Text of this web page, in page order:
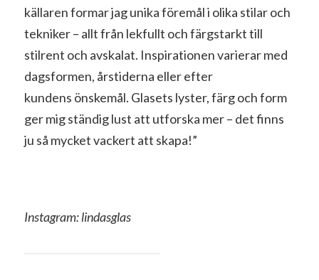
källaren formar jag unika föremål i olika stilar och
tekniker – allt från lekfullt och färgstarkt till
stilrent och avskalat. Inspirationen varierar med
dagsformen, årstiderna eller efter
kundens önskemål. Glasets lyster, färg och form
ger mig ständig lust att utforska mer – det finns
ju så mycket vackert att skapa!”
Instagram: lindasglas